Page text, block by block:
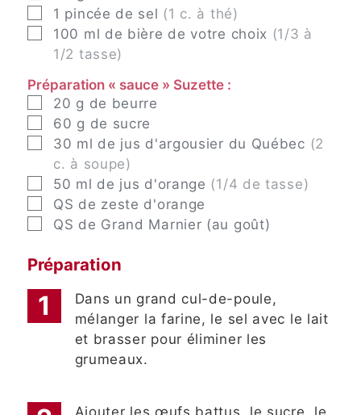
▢
1 pincée de sel (1 c. à thé)
▢
100 ml de bière de votre choix (1/3 à
1/2 tasse)
Préparation « sauce » Suzette :
▢
20 g de beurre
▢
60 g de sucre
▢
30 ml de jus d'argousier du Québec (2
c. à soupe)
▢
50 ml de jus d'orange (1/4 de tasse)
▢
QS de zeste d'orange
▢
QS de Grand Marnier (au goût)
Préparation
Dans un grand cul-de-poule,
mélanger la farine, le sel avec le lait
et brasser pour éliminer les
grumeaux.